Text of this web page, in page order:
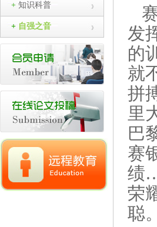
+ 知识科普
+ 自强之音
发
的
就
拼
里
巴
赛
绩
荣
聪。